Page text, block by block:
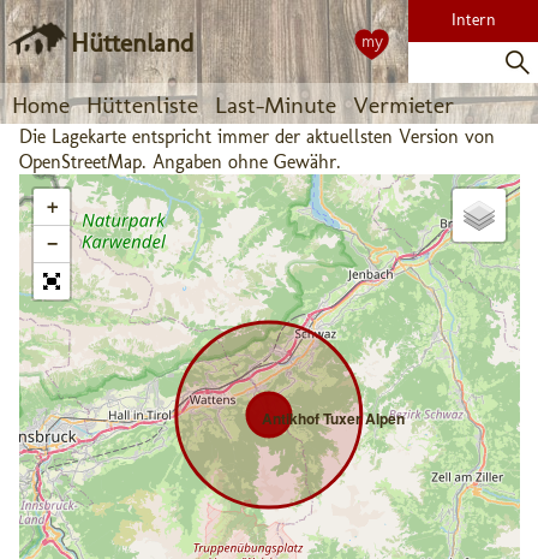
Hüttenland
Home Hüttenliste Last-Minute Vermieter
Intern
my
Die Lagekarte entspricht immer der aktuellsten Version von
OpenStreetMap. Angaben ohne Gewähr.
Antikhof Tuxer Alpen
+
−